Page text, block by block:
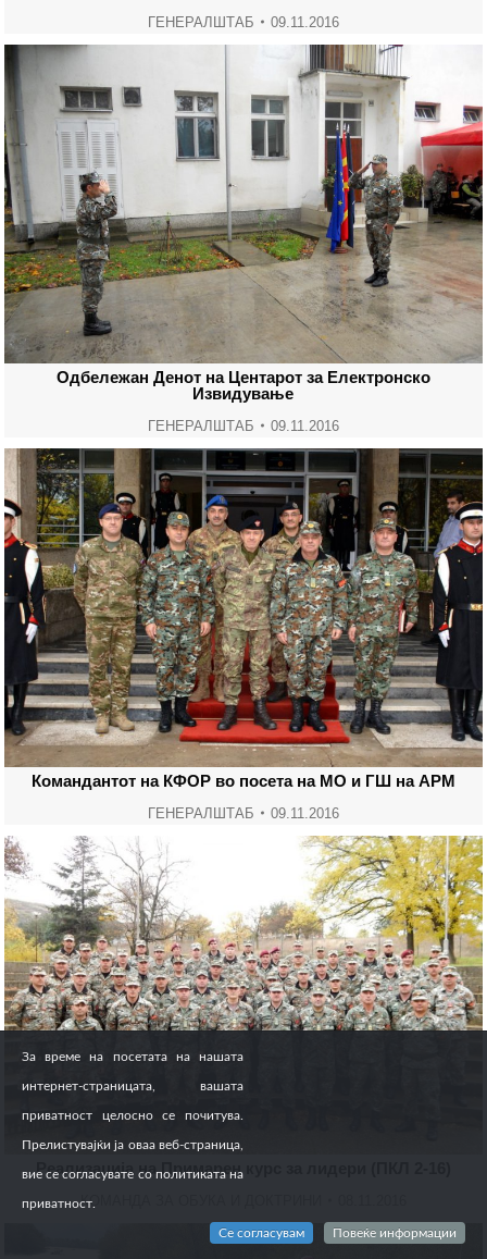
ГЕНЕРАЛШТАБ 09.11.2016
Одбележан Денот на Центарот за Електронско
Извидување
ГЕНЕРАЛШТАБ 09.11.2016
Командантот на КФОР во посета на МО и ГШ на АРМ
ГЕНЕРАЛШТАБ 09.11.2016
Реализација на Примарен курс за лидери (ПКЛ 2-16)
КОМАНДА ЗА ОБУКА И ДОКТРИНИ
За време на посетата на нашата
интернет-страницата, вашата
приватност целосно се почитува.
Прелистувајќи ја оваа веб-страница,
вие се согласувате со политиката на
приватност.
Се согласувам Повеќе информации